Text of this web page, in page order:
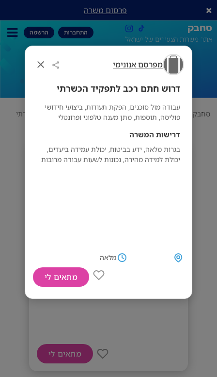
מפרסם אנונימי
דרוש חתם רכב לתפקיד הכשרתי
עבודה מול סוכנים, הפקת תעודות, ביצועי חידושי
פוליסה, תוספות, מתן מענה טלפוני ופרונטלי
דרישות המשרה
בגרות מלאה, ידע בביטוח, יכולת עמידה ביעדים,
יכולת למידה מהירה, נכונות לשעות עבודה מרובות
מלאה
מתאים לי
פרסום משרה
סחבק
אתר משרות הצעירים של ישראל
התחברות הרשמה
דרוש חתם רכב לתפקיד הכשרתי
סחבק תחום מפרסם אנונימי דרוש חתם רכב לתפקיד הכשרתי
מפרסם אנונימי
דרוש חתם רכב לתפקיד הכשרתי
מתאים לי